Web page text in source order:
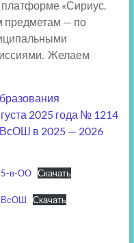
платформе «Сириус.
предметам — по
Желаем
2025 года № 1214
в 2025 — 2026
в-ОО Скачать
ВсОШ Скачать